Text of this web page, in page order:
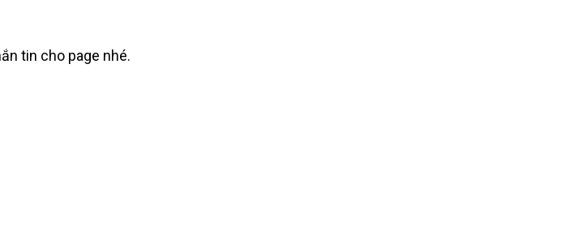
tin cho page nhé.